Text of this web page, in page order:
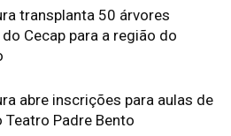
transplanta 50 árvores
Cecap para a região do
abre inscrições para aulas de
Teatro Padre Bento